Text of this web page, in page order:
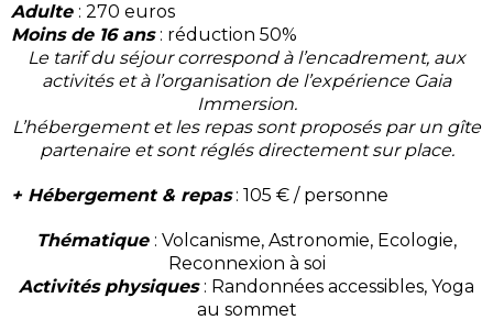
Adulte : 270 euros
Moins de 16 ans : réduction 50%
Le tarif du séjour correspond à l’encadrement, aux
activités et à l’organisation de l’expérience Gaia
Immersion.
L’hébergement et les repas sont proposés par un gîte
partenaire et sont réglés directement sur place.
+ Hébergement & repas: 105 € / personne
Thématique : Volcanisme, Astronomie, Ecologie,
Reconnexion à soi
Activités physiques : Randonnées accessibles, Yoga
au sommet